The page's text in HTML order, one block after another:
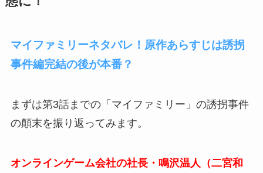
マイファミリーネタバレ！原作あらすじは誘拐
事件編完結の後が本番？
まずは第3話までの「マイファミリー」の誘拐事件
の顛末を振り返ってみます。
オンラインゲーム会社の社長・鳴沢温人（二宮和